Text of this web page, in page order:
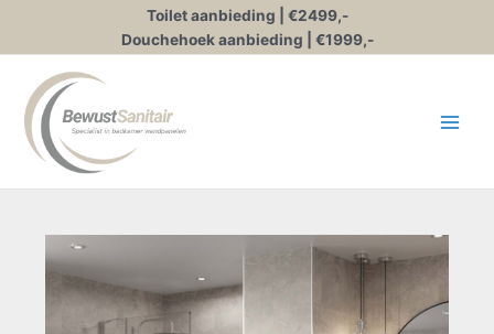
de
inhoud
Toilet aanbieding | €2499,-
Douchehoek aanbieding | €1999,-